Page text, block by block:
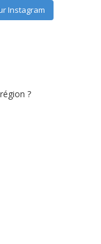
Instagram
?